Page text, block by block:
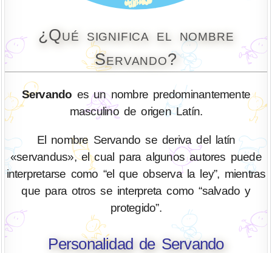
¿Qué significa el nombre
Servando?
Servando es un nombre predominantemente
masculino de origen Latín.
El nombre Servando se deriva del latín
«servandus», el cual para algunos autores puede
interpretarse como “el que observa la ley”, mientras
que para otros se interpreta como “salvado y
protegido”.
Personalidad de Servando